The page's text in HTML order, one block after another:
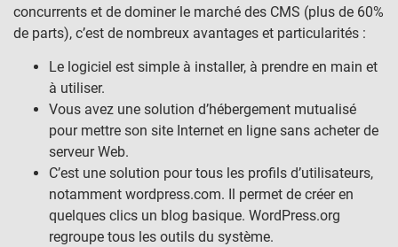
concurrents et de dominer le marché des CMS (plus de 60%
de parts), c’est de nombreux avantages et particularités :
Le logiciel est simple à installer, à prendre en main et
à utiliser.
Vous avez une solution d’hébergement mutualisé
pour mettre son site Internet en ligne sans acheter de
serveur Web.
C’est une solution pour tous les profils d’utilisateurs,
notamment wordpress.com. Il permet de créer en
quelques clics un blog basique. WordPress.org
regroupe tous les outils du système.